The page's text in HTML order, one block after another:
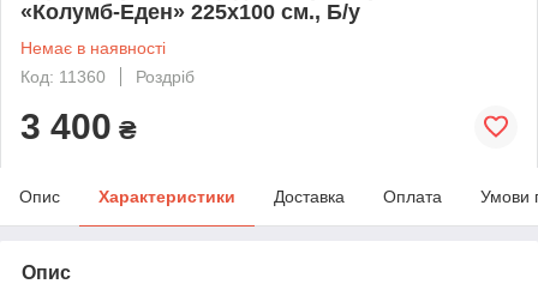
«Колумб-Еден» 225х100 см., Б/у
Немає в наявності
Код: 11360
Роздріб
3 400 ₴
Опис Характеристики Доставка Оплата Умови
Опис